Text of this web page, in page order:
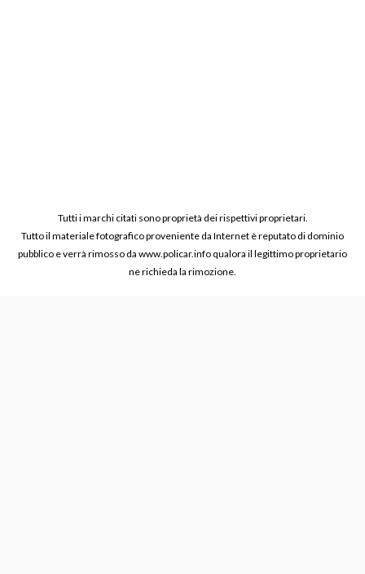
Tutti i marchi citati sono proprietà dei rispettivi proprietari.
Tutto il materiale fotografico proveniente da Internet è reputato di dominio
pubblico e verrà rimosso da www.policar.info qualora il legittimo proprietario
ne richieda la rimozione.